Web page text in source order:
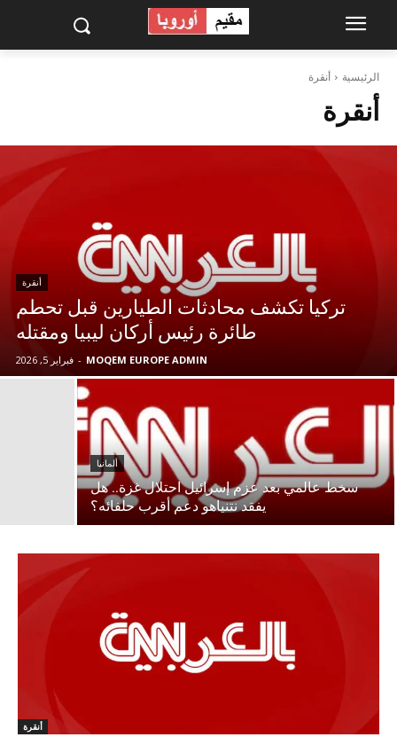
الرئيسية أنقرة
أنقرة
أنقرة
تركيا تكشف محادثات الطيارين قبل تحطم
طائرة رئيس أركان ليبيا ومقتله
MOQEM EUROPE ADMIN
- فبراير 5, 2026
ألمانيا
سخط عالمي بعد عزم إسرائيل احتلال غزة.. هل
يفقد نتنياهو دعم أقرب حلفائه؟
أنقرة